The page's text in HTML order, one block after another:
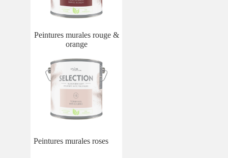
Peintures murales rouge &
orange
Peintures murales roses